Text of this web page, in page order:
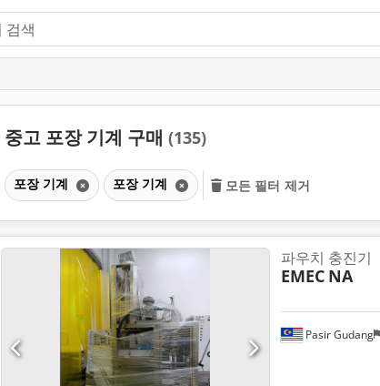
중고 포장 기계 구매 (135)
포장 기계 포장 기계 모든 필터 제거
Pasir Gudang
파우치 충진기
EMEC NA